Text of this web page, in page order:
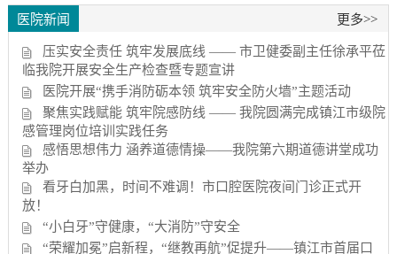
医院新闻 更多>>
压实安全责任 筑牢发展底线 —— 市卫健委副主任徐承平莅
临我院开展安全生产检查暨专题宣讲
医院开展“携手消防砺本领 筑牢安全防火墙”主题活动
聚焦实践赋能 筑牢院感防线 —— 我院圆满完成镇江市级院
感管理岗位培训实践任务
感悟思想伟力 涵养道德情操——我院第六期道德讲堂成功
举办
看牙白加黑，时间不难调！市口腔医院夜间门诊正式开
放！
“小白牙”守健康，“大消防”守安全
“荣耀加冕”启新程，“继教再航”促提升——镇江市首届口